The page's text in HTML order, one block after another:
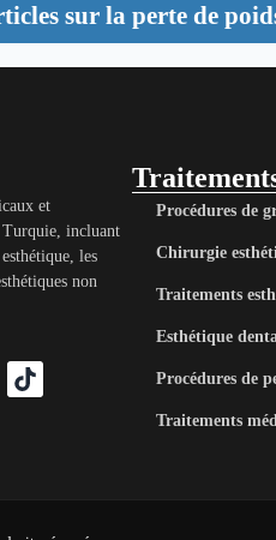
sur la perte de
et
Turquie, incluant
les
non
Procédures de
Chirurgie
Traitements
Esthétique
Procédures de
Traitements